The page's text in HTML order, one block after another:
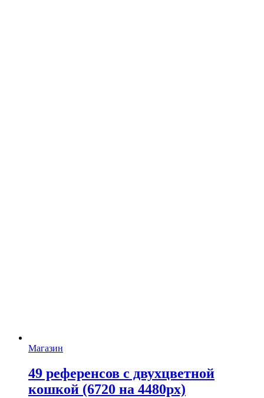
Магазин
49 референсов с двухцветной
кошкой (6720 на 4480px)